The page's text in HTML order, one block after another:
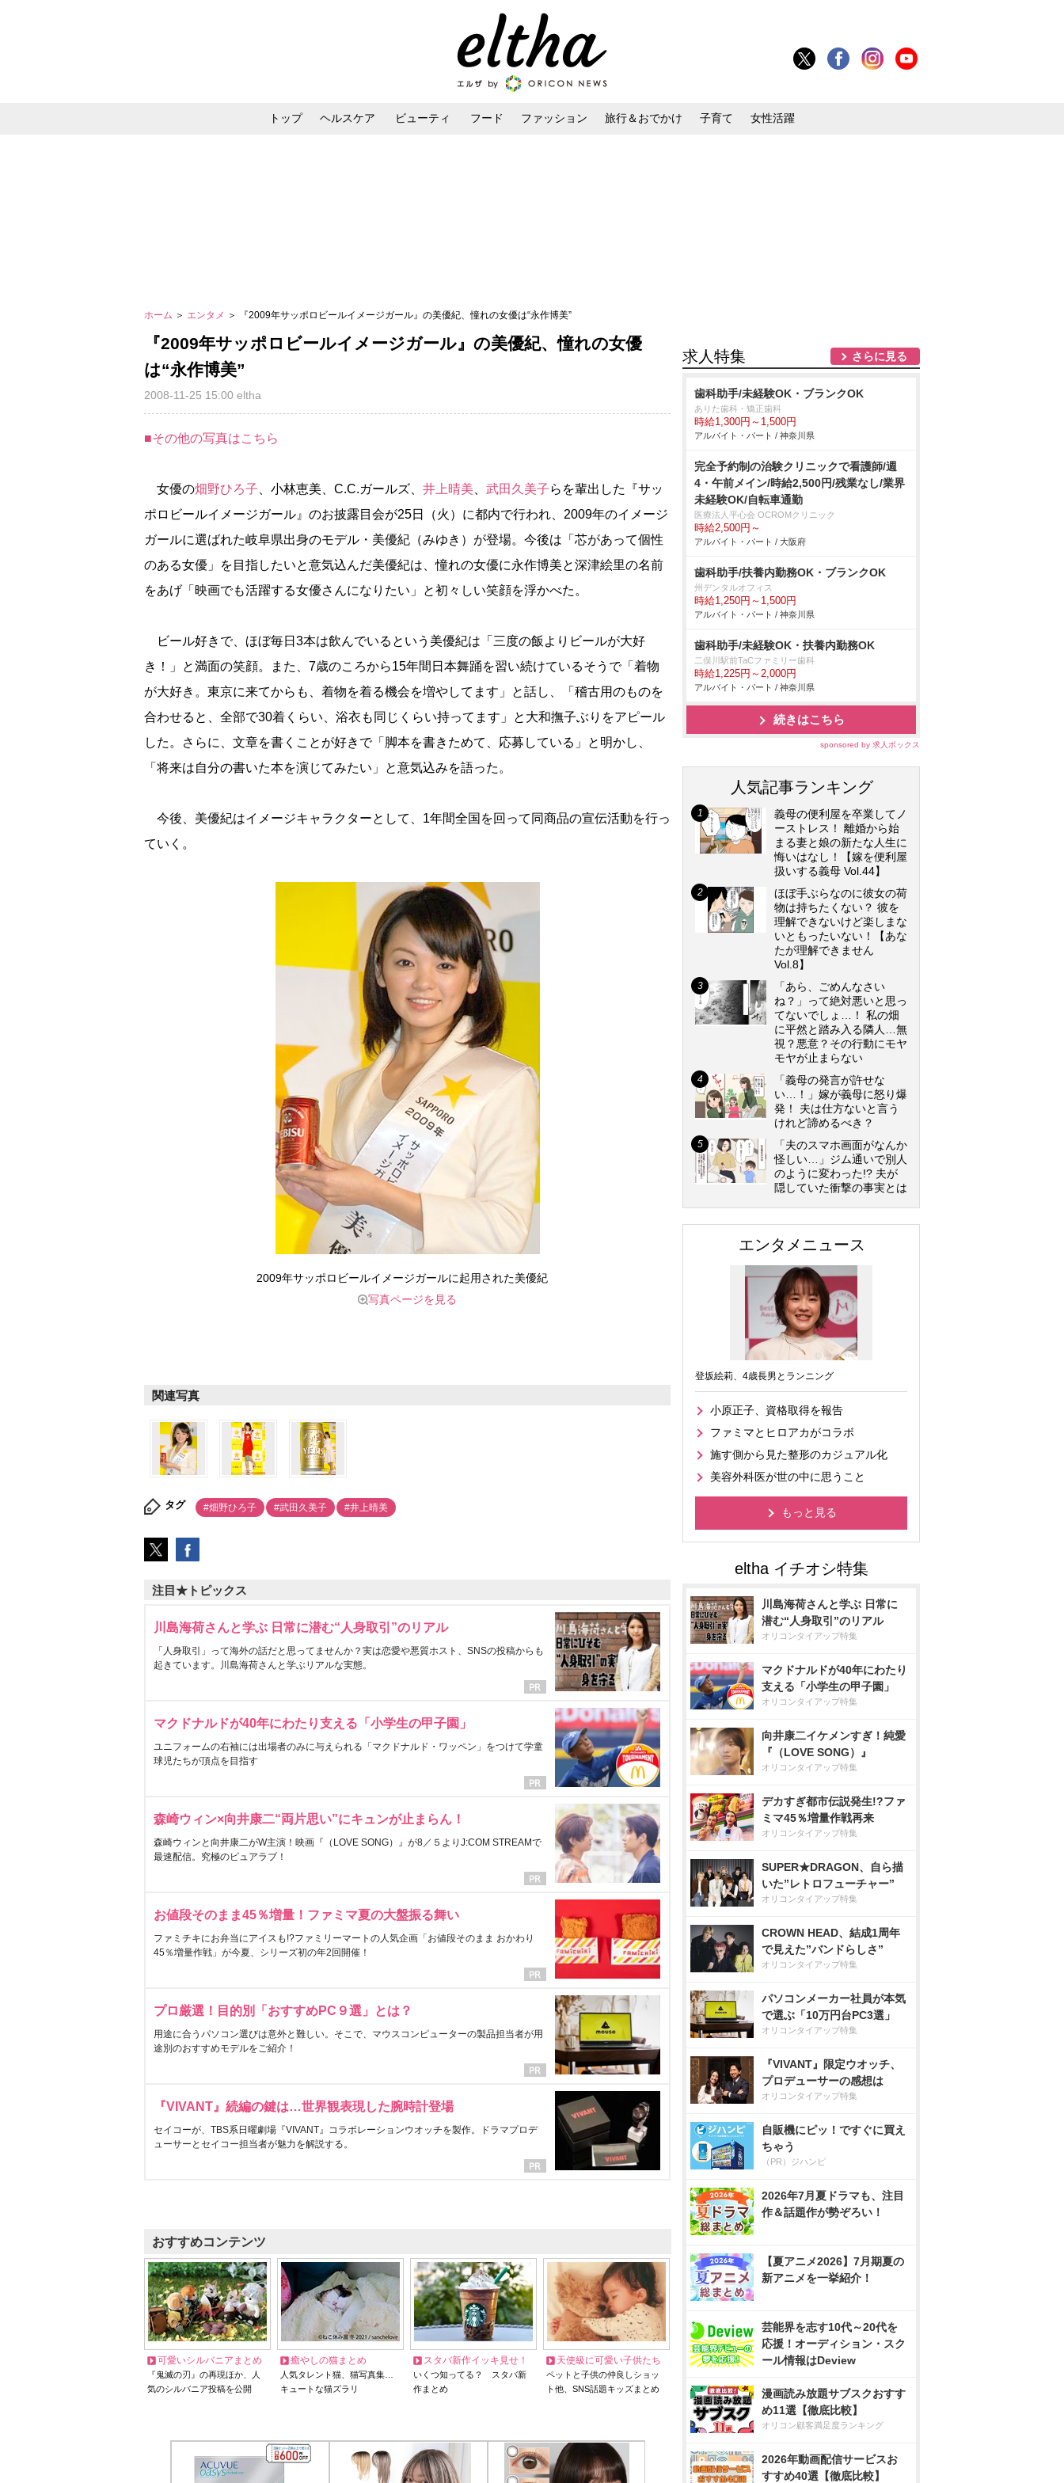
トップ ヘルスケア ビューティ フード ファッション 旅行＆おでかけ 子育て 女性活躍
ホーム ＞ エンタメ ＞ 『2009年サッポロビールイメージガール』の美優紀、憧れの女優は“永作博美”
『2009年サッポロビールイメージガール』の美優紀、憧れの女優
は“永作博美”
2008-11-25 15:00 eltha
■その他の写真はこちら
女優の畑野ひろ子 、小林恵美、C.C.ガールズ、 井上晴美 武田久美子らを輩出した『サッ
ポロビールイメージガール』のお披露目会が25日（火）に都内で行われ、2009年のイメージ
ガールに選ばれた岐阜県出身のモデル・美優紀（みゆき）が登場。今後は「芯があって個性
のある女優」を目指したいと意気込んだ美優紀は、憧れの女優に永作博美と深津絵里の名前
をあげ「映画でも活躍する女優さんになりたい」と初々しい笑顔を浮かべた。
ビール好きで、ほぼ毎日3本は飲んでいるという美優紀は「三度の飯よりビールが大好
き！」と満面の笑顔。また、7歳のころから15年間日本舞踊を習い続けているそうで「着物
が大好き。東京に来てからも、着物を着る機会を増やしてます」と話し、「稽古用のものを
合わせると、全部で30着くらい、浴衣も同じくらい持ってます」と大和撫子ぶりをアピール
した。さらに、文章を書くことが好きで「脚本を書きためて、応募している」と明かし、
「将来は自分の書いた本を演じてみたい」と意気込みを語った。
今後、美優紀はイメージキャラクターとして、1年間全国を回って同商品の宣伝活動を行っ
ていく。
2009年サッポロビールイメージガールに起用された美優紀
写真ページを見る
関連写真
タグ #畑野ひろ子 #武田久美子 #井上晴美
注目★トピックス
川島海荷さんと学ぶ 日常に潜む“人身取引”のリアル
「人身取引」って海外の話だと思ってませんか？実は恋愛や悪質ホスト、SNSの投稿からも
起きています。川島海荷さんと学ぶリアルな実態。
マクドナルドが40年にわたり支える「小学生の甲子園」
ユニフォームの右袖には出場者のみに与えられる「マクドナルド・ワッペン」をつけて学童
球児たちが頂点を目指す
森崎ウィン×向井康二“両片思い”にキュンが止まらん！
森崎ウィンと向井康二がW主演！映画『（LOVE SONG）』が8／５よりJ:COM STREAMで
最速配信。究極のピュアラブ！
お値段そのまま45％増量！ファミマ夏の大盤振る舞い
ファミチキにお弁当にアイスも!?ファミリーマートの人気企画「お値段そのまま おかわり
45％増量作戦」が今夏、シリーズ初の年2回開催！
プロ厳選！目的別「おすすめPC９選」とは？
用途に合うパソコン選びは意外と難しい。そこで、マウスコンピューターの製品担当者が用
途別のおすすめモデルをご紹介！
『VIVANT』続編の鍵は…世界観表現した腕時計登場
セイコーが、TBS系日曜劇場『VIVANT』コラボレーションウオッチを製作。ドラマプロデ
ューサーとセイコー担当者が魅力を解説する。
おすすめコンテンツ
可愛いシルバニアまとめ
『鬼滅の刃』の再現ほか、人
気のシルバニア投稿を公開
癒やしの猫まとめ
人気タレント猫、猫写真集…
キュートな猫ズラリ
スタバ新作イッキ見せ！
いくつ知ってる？ スタバ新
作まとめ
天使級に可愛い子供たち
ペットと子供の仲良しショッ
ト他、SNS話題キッズまとめ
求人特集 さらに見る
歯科助手/未経験OK・ブランクOK
ありた歯科・矯正歯科
時給1,300円～1,500円
アルバイト・パート / 神奈川県
完全予約制の治験クリニックで看護師/週
4・午前メイン/時給2,500円/残業なし/業界
未経験OK/自転車通勤
医療法人平心会 OCROMクリニック
時給2,500円～
アルバイト・パート / 大阪府
歯科助手/扶養内勤務OK・ブランクOK
州デンタルオフィス
時給1,250円～1,500円
アルバイト・パート / 神奈川県
歯科助手/未経験OK・扶養内勤務OK
二俣川駅前TaCファミリー歯科
時給1,225円～2,000円
アルバイト・パート / 神奈川県
続きはこちら
sponsored by 求人ボックス
人気記事ランキング
義母の便利屋を卒業してノ
ーストレス！ 離婚から始
まる妻と娘の新たな人生に
悔いはなし！【嫁を便利屋
扱いする義母 Vol.44】
ほぼ手ぶらなのに彼女の荷
物は持ちたくない？ 彼を
理解できないけど楽しまな
いともったいない！【あな
たが理解できません
Vol.8】
「あら、ごめんなさい
ね？」って絶対悪いと思っ
てないでしょ…！ 私の畑
に平然と踏み入る隣人…無
視？悪意？その行動にモヤ
モヤが止まらない
「義母の発言が許せな
い…！」嫁が義母に怒り爆
発！ 夫は仕方ないと言う
けれど諦めるべき？
「夫のスマホ画面がなんか
怪しい…」ジム通いで別人
のように変わった!? 夫が
隠していた衝撃の事実とは
エンタメニュース
登坂絵莉、4歳長男とランニング
小原正子、資格取得を報告
ファミマとヒロアカがコラボ
施す側から見た整形のカジュアル化
美容外科医が世の中に思うこと
もっと見る
川島海荷さんと学ぶ 日常に
潜む“人身取引”のリアル
オリコンタイアップ特集
マクドナルドが40年にわたり
支える「小学生の甲子園」
オリコンタイアップ特集
向井康二イケメンすぎ！純愛
『（LOVE SONG）』
オリコンタイアップ特集
デカすぎ都市伝説発生!?ファ
ミマ45％増量作戦再来
オリコンタイアップ特集
SUPER★DRAGON、自ら描
いた”レトロフューチャー”
オリコンタイアップ特集
CROWN HEAD、結成1周年
で見えた”バンドらしさ”
オリコンタイアップ特集
パソコンメーカー社員が本気
で選ぶ「10万円台PC3選」
オリコンタイアップ特集
『VIVANT』限定ウオッチ、
プロデューサーの感想は
オリコンタイアップ特集
自販機にピッ！ですぐに買え
ちゃう
（PR）ジハンピ
2026年7月夏ドラマも、注目
作＆話題作が勢ぞろい！
【夏アニメ2026】7月期夏の
新アニメを一挙紹介！
芸能界を志す10代～20代を
応援！オーディション・スク
ール情報はDeview
漫画読み放題サブスクおすす
め11選【徹底比較】
オリコン顧客満足度ランキング
2026年動画配信サービスお
すすめ40選【徹底比較】